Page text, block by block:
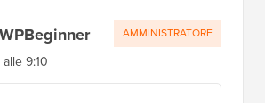
9:10
AMMINISTRATORE